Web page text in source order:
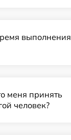
выполнения
меня принять
человек?